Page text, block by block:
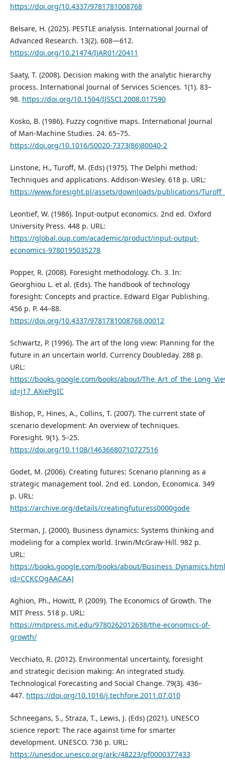
https://doi.org/10.4337/9781781008768
Belsare, H. (2025). PESTLE analysis. International Journal of
Advanced Research. 13(2). 608—612.
https://doi.org/10.21474/IJAR01/20411
Saaty, T. (2008). Decision making with the analytic hierarchy
process. International Journal of Services Sciences. 1(1). 83–
98. https://doi.org/10.1504/IJSSCI.2008.017590
Kosko, B. (1986). Fuzzy cognitive maps. International Journal
of Man-Machine Studies. 24. 65–75.
https://doi.org/10.1016/S0020-7373(86)80040-2
Linstone, H., Turoff, M. (Eds) (1975). The Delphi method:
Techniques and applications. Addison-Wesley. 618 p. URL:
https://www.foresight.pl/assets/downloads/publications/
Leontief, W. (1986). Input-output economics. 2nd ed. Oxford
University Press. 448 p. URL:
https://global.oup.com/academic/product/input-output-
economics-9780195035278
Popper, R. (2008). Foresight methodology. Ch. 3. In:
Georghiou L. et al. (Eds). The handbook of technology
foresight: Concepts and practice. Edward Elgar Publishing.
456 p. P. 44–88.
https://doi.org/10.4337/9781781008768.00012
Schwartz, P. (1996). The art of the long view: Planning for the
future in an uncertain world. Currency Doubleday. 288 p.
URL:
https://books.google.com/books/about/
id=j17_AXiePgIC
Bishop, P., Hines, A., Collins, T. (2007). The current state of
scenario development: An overview of techniques.
Foresight. 9(1). 5–25.
https://doi.org/10.1108/14636680710727516
Godet, M. (2006). Creating futures: Scenario planning as a
strategic management tool. 2nd ed. London, Economica. 349
p. URL:
https://archive.org/details/creatingfuturess0000gode
Sterman, J. (2000). Business dynamics: Systems thinking and
modeling for a complex world. Irwin/McGraw-Hill. 982 p.
URL:
https://books.google.com/books/about/
id=CCKCQgAACAAJ
Aghion, Ph., Howitt, P. (2009). The Economics of Growth. The
MIT Press. 518 p. URL:
https://mitpress.mit.edu/9780262012638/the-economics-of-
growth/
Vecchiato, R. (2012). Environmental uncertainty, foresight
and strategic decision making: An integrated study.
Technological Forecasting and Social Change. 79(3). 436–
447. https://doi.org/10.1016/j.techfore.2011.07.010
Schneegans, S., Straza, T., Lewis, J. (Eds) (2021). UNESCO
science report: The race against time for smarter
development. UNESCO. 736 p. URL:
https://unesdoc.unesco.org/ark:/48223/pf0000377433